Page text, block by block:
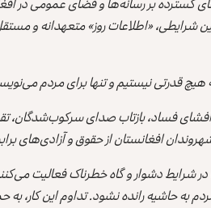
شرایطی، «اطلاعات روز» متعهدانه و
هیچ قدرتی نیستیم و تنها برای مردم
فساد، بازتاب صدای سرکوب‌شدگان،
افغانستان از حقوق و آزادی‌های
در شرایط دشوار و گاه خطرناک فعالیت
به حاشیه رانده نشود. تداوم این کار،